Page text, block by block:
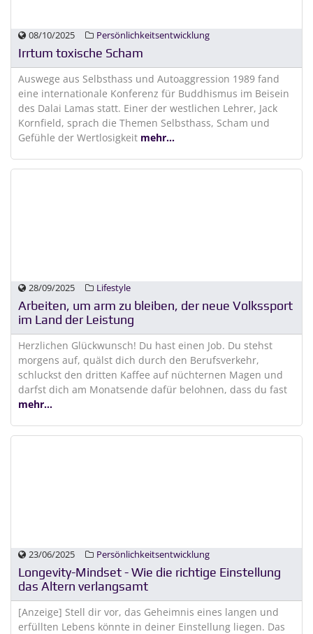
08/10/2025 Persönlichkeitsentwicklung
Irrtum toxische Scham
Auswege aus Selbsthass und Autoaggression 1989 fand
eine internationale Konferenz für Buddhismus im Beisein
des Dalai Lamas statt. Einer der westlichen Lehrer, Jack
Kornfield, sprach die Themen Selbsthass, Scham und
Gefühle der Wertlosigkeit mehr...
28/09/2025 Lifestyle
Arbeiten, um arm zu bleiben, der neue Volkssport
im Land der Leistung
Herzlichen Glückwunsch! Du hast einen Job. Du stehst
morgens auf, quälst dich durch den Berufsverkehr,
schluckst den dritten Kaffee auf nüchternen Magen und
darfst dich am Monatsende dafür belohnen, dass du fast
mehr...
23/06/2025 Persönlichkeitsentwicklung
Longevity-Mindset - Wie die richtige Einstellung
das Altern verlangsamt
[Anzeige] Stell dir vor, das Geheimnis eines langen und
erfüllten Lebens könnte in deiner Einstellung liegen. Das